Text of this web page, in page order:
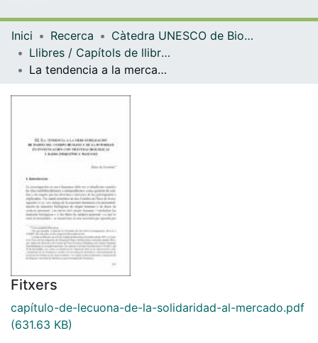
Navega per tot el DD
Inici Recerca
Càtedra UNESCO de Bioètica de la UB - Bioètica Dret i Societat
Llibres / Capítols de llibre (Càtedra UNESCO de Bioètica UB)
La tendencia a la mercantilización de partes del cuerpo humano y de la intimidad en investigación con muestras biológicas y datos (pequeños y masivos)
Fitxers
capítulo-de-lecuona-de-la-solidaridad-al-mercado.pdf
(631.63 KB)